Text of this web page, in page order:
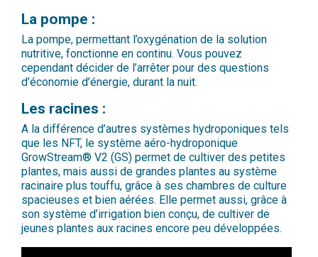
La pompe :
La pompe, permettant l’oxygénation de la solution
nutritive, fonctionne en continu. Vous pouvez
cependant décider de l’arrêter pour des questions
d’économie d’énergie, durant la nuit.
Les racines :
A la différence d’autres systèmes hydroponiques tels
que les NFT, le système aéro-hydroponique
GrowStream® V2 (GS) permet de cultiver des petites
plantes, mais aussi de grandes plantes au système
racinaire plus touffu, grâce à ses chambres de culture
spacieuses et bien aérées. Elle permet aussi, grâce à
son système d’irrigation bien conçu, de cultiver de
jeunes plantes aux racines encore peu développées.